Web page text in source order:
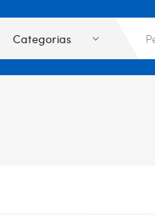
Categorias